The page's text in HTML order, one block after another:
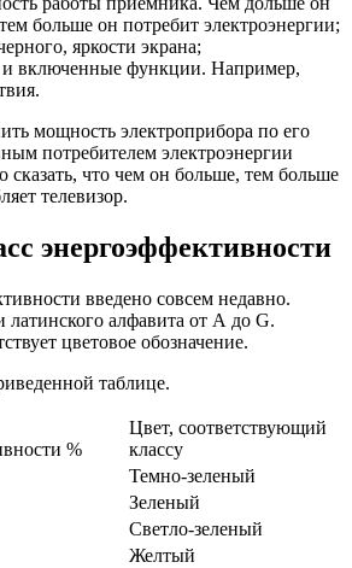
больше он потребит электроэнергии;
яркости экрана;
включенные функции. Например,
мощность электроприбора по его
потребителем электроэнергии
сказать, что чем он больше, тем больше
телевизор.
энергоэффективности
введено совсем недавно.
латинского алфавита от А до G.
цветовое обозначение.
таблице.
%
Цвет, соответствующий
классу
Темно-зеленый
Зеленый
Светло-зеленый
Желтый